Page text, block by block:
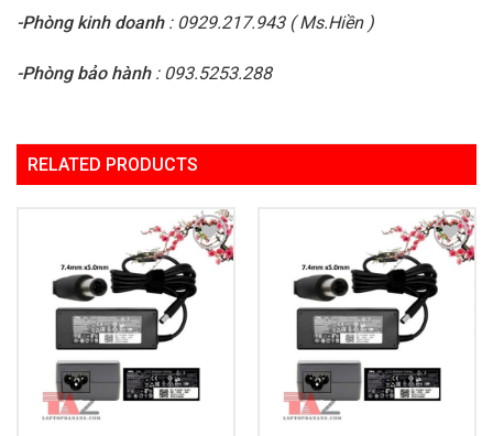
-Phòng kinh doanh: 0929.217.943 ( Ms.Hiền )
-Phòng bảo hành: 093.5253.288
RELATED PRODUCTS
Add to
Wishlist
Add to
Wishlist